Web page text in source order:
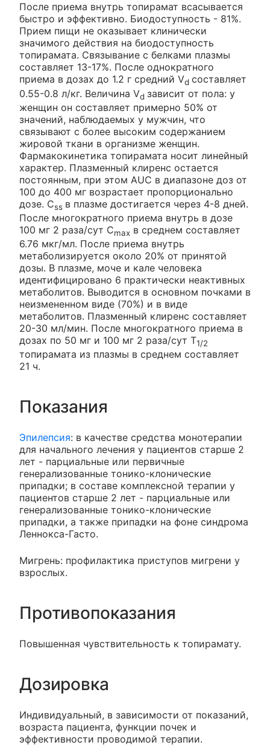
После приема внутрь топирамат всасывается
быстро и эффективно. Биодоступность - 81%.
Прием пищи не оказывает клинически
значимого действия на биодоступность
топирамата. Связывание с белками плазмы
составляет 13-17%. После однократного
приема в дозах до 1.2 г средний Vd составляет
0.55-0.8 л/кг. Величина Vd зависит от пола: у
женщин он составляет примерно 50% от
значений, наблюдаемых у мужчин, что
связывают с более высоким содержанием
жировой ткани в организме женщин.
Фармакокинетика топирамата носит линейный
характер. Плазменный клиренс остается
постоянным, при этом AUC в диапазоне доз от
100 до 400 мг возрастает пропорционально
дозе. Css в плазме достигается через 4-8 дней.
После многократного приема внутрь в дозе
100 мг 2 раза/сут Cmax в среднем составляет
6.76 мкг/мл. После приема внутрь
метаболизируется около 20% от принятой
дозы. В плазме, моче и кале человека
идентифицировано 6 практически неактивных
метаболитов. Выводится в основном почками в
неизмененном виде (70%) и в виде
метаболитов. Плазменный клиренс составляет
20-30 мл/мин. После многократного приема в
дозах по 50 мг и 100 мг 2 раза/сут T1/2
топирамата из плазмы в среднем составляет
21 ч.
Показания
Эпилепсия: в качестве средства монотерапии
для начального лечения у пациентов старше 2
лет - парциальные или первичные
генерализованные тонико-клонические
припадки; в составе комплексной терапии у
пациентов старше 2 лет - парциальные или
генерализованные тонико-клонические
припадки, а также припадки на фоне синдрома
Леннокса-Гасто.
Мигрень: профилактика приступов мигрени у
взрослых.
Противопоказания
Повышенная чувствительность к топирамату.
Дозировка
Индивидуальный, в зависимости от показаний,
возраста пациента, функции почек и
эффективности проводимой терапии.